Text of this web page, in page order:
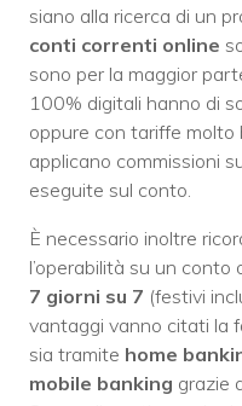
siano alla ricerca di un
conti correnti online
sono per la maggior
100% digitali hanno di
oppure con tariffe molto
applicano commissioni
eseguite sul conto.
È necessario inoltre
l’operabilità su un conto
7 giorni su 7 (festivi
vantaggi vanno citati la
sia tramite home
mobile banking grazie